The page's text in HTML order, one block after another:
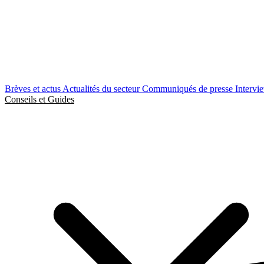
Brèves et actus Actualités du secteurCommuniqués de presse
Conseils et Guides